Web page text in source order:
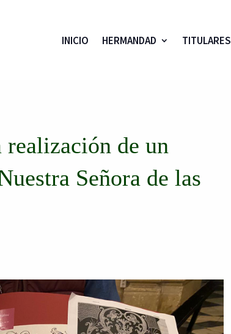
INICIO HERMANDAD TITULARES
de un
Señora de las